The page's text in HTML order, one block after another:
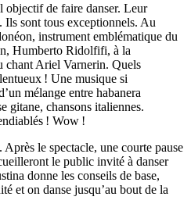
objectif de faire danser. Leur
Ils sont tous exceptionnels. Au
instrument emblématique du
Humberto Ridolfifi, à la
chant Ariel Varnerin. Quels
! Une musique si
mélange entre habanera
gitane, chansons italiennes.
! Wow !
Après le spectacle, une courte pause
le public invité à danser
donne les conseils de base,
et on danse jusqu’au bout de la